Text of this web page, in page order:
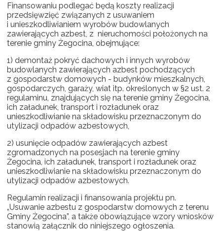
Finansowaniu podlegać będą koszty realizacji
przedsięwzięć związanych z usuwaniem
i unieszkodliwianiem wyrobów budowlanych
zawierających azbest, z nieruchomości położonych na
terenie gminy Żegocina, obejmujące:
1) demontaż pokryć dachowych i innych wyrobów
budowlanych zawierających azbest pochodzących
z gospodarstw domowych - budynków mieszkalnych,
gospodarczych, garaży, wiat itp. określonych w §2 ust. 2
regulaminu, znajdujących się na terenie gminy Żegocina,
ich załadunek, transport i rozładunek oraz
unieszkodliwianie na składowisku przeznaczonym do
utylizacji odpadów azbestowych,
2) usunięcie odpadów zawierających azbest
zgromadzonych na posesjach na terenie gminy
Żegocina, ich załadunek, transport i rozładunek oraz
unieszkodliwianie na składowisku przeznaczonym do
utylizacji odpadów azbestowych.
Regulamin realizacji i finansowania projektu pn.
„Usuwanie azbestu z gospodarstw domowych z terenu
Gminy Żegocina”, a także obowiązujące wzory wniosków
stanowią załącznik do niniejszego ogłoszenia.